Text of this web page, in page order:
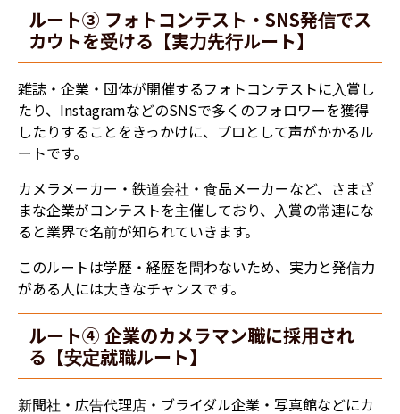
ルート③ フォトコンテスト・SNS発信でス
カウトを受ける【実力先行ルート】
雑誌・企業・団体が開催するフォトコンテストに入賞し
たり、InstagramなどのSNSで多くのフォロワーを獲得
したりすることをきっかけに、プロとして声がかかるル
ートです。
カメラメーカー・鉄道会社・食品メーカーなど、さまざ
まな企業がコンテストを主催しており、入賞の常連にな
ると業界で名前が知られていきます。
このルートは学歴・経歴を問わないため、実力と発信力
がある人には大きなチャンスです。
ルート④ 企業のカメラマン職に採用され
る【安定就職ルート】
新聞社・広告代理店・ブライダル企業・写真館などにカ